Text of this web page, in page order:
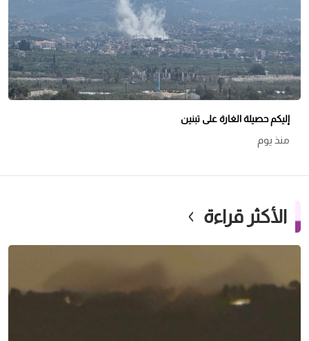
إليكم حصيلة الغارة على تبنين
منذ يوم
الأكثر قراءة